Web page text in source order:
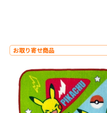
お取り寄せ商品